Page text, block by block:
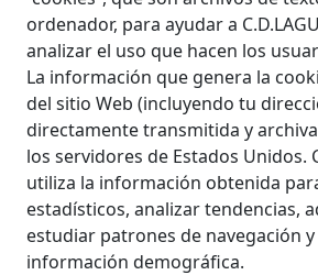
ordenador, para ayudar a
analizar el uso que hacen los
La información que genera la
del sitio Web (incluyendo tu
directamente transmitida y
los servidores de Estados Unidos.
utiliza la información obtenida
estadísticos, analizar tendencias,
estudiar patrones de navegación
información demográfica.